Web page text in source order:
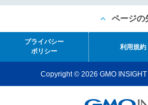
ページの
プライバシー
ポリシー
利用規約
Copyright © 2026 GMO INSIGHT